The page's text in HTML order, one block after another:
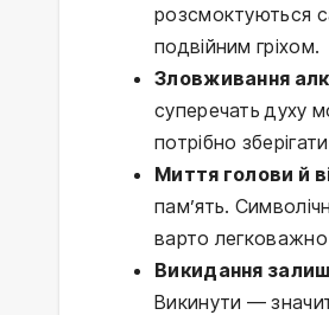
розсмоктуються
подвійним гріхом.
Зловживання
суперечать духу
потрібно
Миття голови й
пам’ять.
варто
Викидання
Викинути —